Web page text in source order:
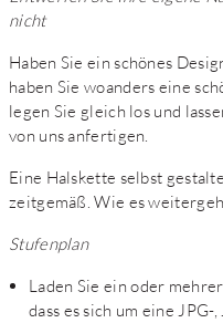
nicht
Haben Sie ein schönes
haben Sie woanders eine
legen Sie gleich los und
von uns anfertigen.
Eine Halskette selbst
zeitgemäß. Wie es
Stufenplan
Laden Sie ein oder
dass es sich um eine